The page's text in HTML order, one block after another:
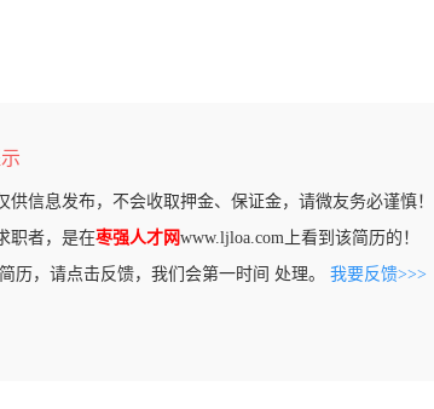
供信息发布，不会收取押金、保证金，请微友务必谨慎！
职者，是在枣强人才网www.ljloa.com上看到该简历的！
历，请点击反馈，我们会第一时间 处理。 我要反馈>>>